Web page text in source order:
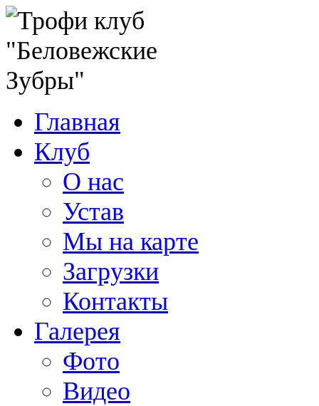
Главная
Клуб
О нас
Устав
Мы на карте
Загрузки
Контакты
Галерея
Фото
Видео